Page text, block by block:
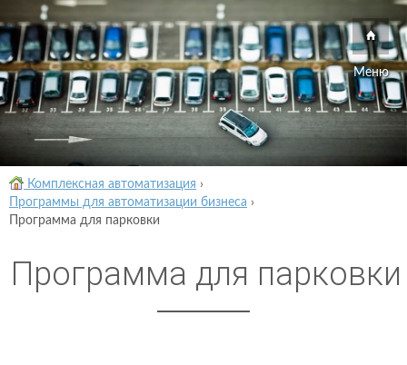
Меню
Комплексная автоматизация ›
Программы для автоматизации бизнеса ›
Программа для парковки
Программа для парковки